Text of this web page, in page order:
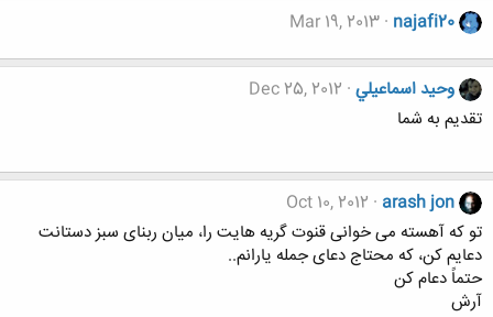
najafi20
Mar 19, 2013
وحيد اسماعيلي Dec 25, 2012
تقدیم به شما
arash jon
Oct 10, 2012
تو که آهسته می خوانی قنوت گریه هایت را، میان ربنای سبز دستانت
دعایم کن، که محتاج دعای جمله یارانم..
حتماً دعام کن
آرش